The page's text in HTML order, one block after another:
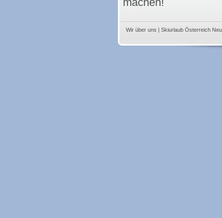
Wir über uns | Skiurlaub Österreich